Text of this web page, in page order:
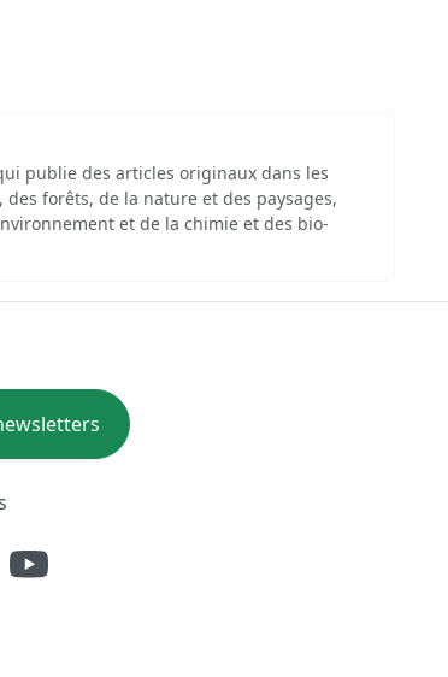
publie des articles originaux dans les
forêts, de la nature et des paysages,
et de la chimie et des bio-